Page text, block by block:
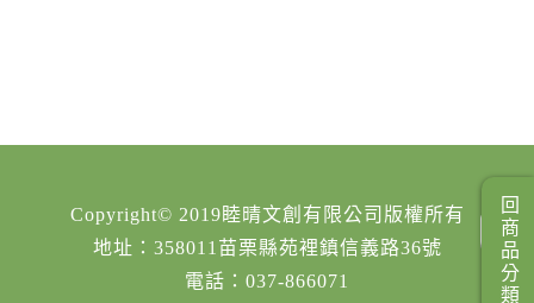
Copyright© 2019睦晴文創有限公司版權所有
地址：358011苗栗縣苑裡鎮信義路36號
電話：037-866071
回商品分類